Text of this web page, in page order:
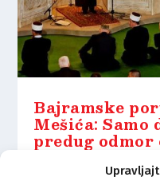
Bajramske
Mešića: Samo
predug odmor